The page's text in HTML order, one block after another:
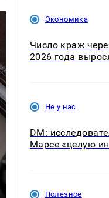
Экономика
Число краж
2026 года
Не у нас
DM:
Марсе «целую
Полезное